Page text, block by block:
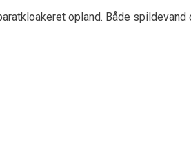
opland. Både